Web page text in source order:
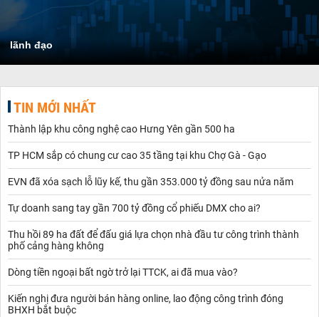
lãnh đạo
TIN MỚI NHẤT
Thành lập khu công nghệ cao Hưng Yên gần 500 ha
TP HCM sắp có chung cư cao 35 tầng tại khu Chợ Gà - Gạo
EVN đã xóa sạch lỗ lũy kế, thu gần 353.000 tỷ đồng sau nửa năm
Tự doanh sang tay gần 700 tỷ đồng cổ phiếu DMX cho ai?
Thu hồi 89 ha đất để đấu giá lựa chọn nhà đầu tư công trình thành
phố cảng hàng không
Dòng tiền ngoại bất ngờ trở lại TTCK, ai đã mua vào?
Kiến nghị đưa người bán hàng online, lao động công trình đóng
BHXH bắt buộc